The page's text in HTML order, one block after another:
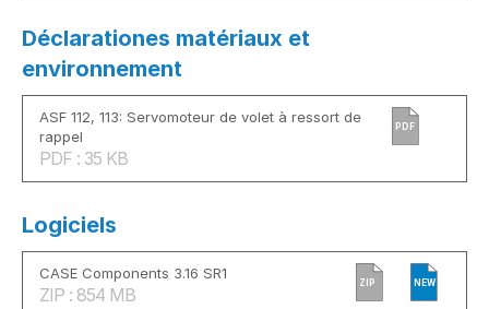
Déclarationes matériaux et
environnement
ASF 112, 113: Servomoteur de volet à ressort de
rappel
PDF : 35 KB
PDF
Logiciels
CASE Components 3.16 SR1
ZIP : 854 MB
ZIP NEW